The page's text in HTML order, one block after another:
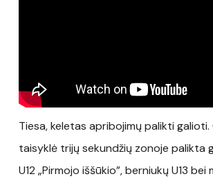
Tiesa, keletas apribojimų palikti
taisyklė trijų sekundžių zonoje palikta
U12 „Pirmojo iššūkio”, berniukų U13 bei